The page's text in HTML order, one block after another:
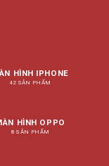
HÌNH IPHONE
42 SẢN PHẨM
HÌNH OPPO
8 SẢN PHẨM